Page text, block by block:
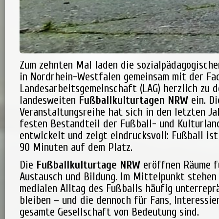
Zum zehnten Mal laden die
in Nordrhein-Westfalen gemeinsam mit der
Landesarbeitsgemeinschaft (LAG) herzlich zu
landesweiten Fußballkulturtagen NRW ein.
Veranstaltungsreihe hat sich in den letzten
festen Bestandteil der Fußball- und
entwickelt und zeigt eindrucksvoll: Fußball
90 Minuten auf dem Platz.
Die Fußballkulturtage NRW eröffnen Räume
Austausch und Bildung. Im Mittelpunkt stehen
medialen Alltag des Fußballs häufig
bleiben – und die dennoch für Fans,
gesamte Gesellschaft von Bedeutung sind.